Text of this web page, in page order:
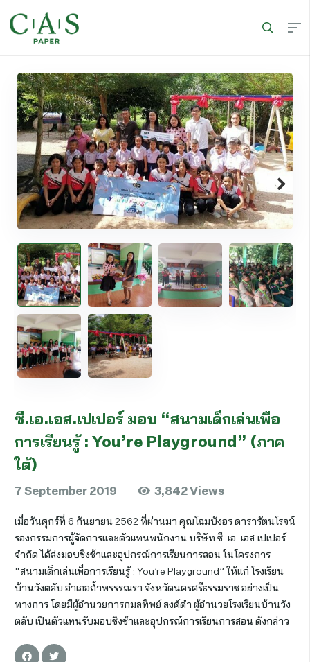
ซี.เอ.เอส.เปเปอร์ มอบ “สนามเด็กเล่นเพื่อ
การเรียนรู้ : You’re Playground” (ภาค
ใต้)
7 September 2019 3,842Views
เมื่อวันศุกร์ที่ 6 กันยายน 2562 ที่ผ่านมา คุณโฉมบังอร ดารารัตนโรจน์
รองกรรมการผู้จัดการและตัวแทนพนักงาน บริษัท ซี. เอ. เอส.เปเปอร์
จำกัด ได้ส่งมอบชิงช้าและอุปกรณ์การเรียนการสอน ในโครงการ
“สนามเด็กเล่นเพื่อการเรียนรู้ : You’re Playground” ให้แก่ โรงเรียน
บ้านวังตลับ อำเภอถ้ำพรรรณรา จังหวัดนครศรีธรรมราช อย่างเป็น
ทางการ โดยมีผู้อำนวยการกมลทิพย์ สงค์ดำ ผู้อำนวยโรงเรียนบ้านวัง
ตลับ เป็นตัวแทนรับมอบชิงช้าและอุปกรณ์การเรียนการสอน ดังกล่าว